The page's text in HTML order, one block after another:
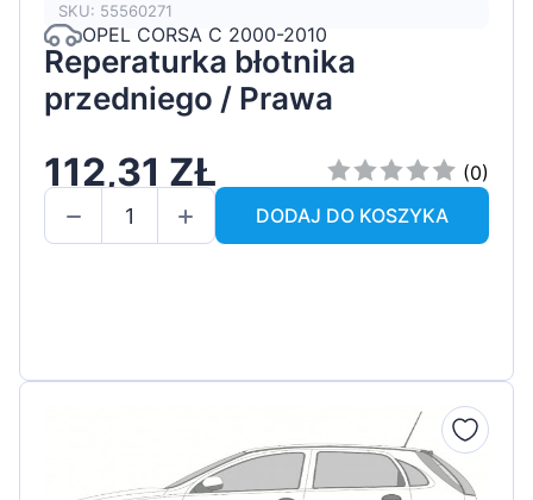
SKU: 55560271
OPEL CORSA C 2000-2010
Reperaturka błotnika
przedniego / Prawa
112,31 ZŁ
(0)
DODAJ DO KOSZYKA